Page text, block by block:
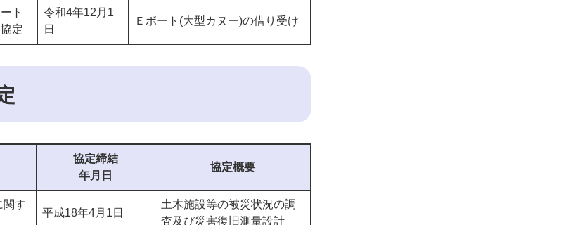
ト
定
令和4年12月1
日
Ｅボート(大型カヌー)の借り受け
協定締結
年月日
協定概要
関す
平成18年4月1日
土木施設等の被災状況の調
査及び災害復旧測量設計